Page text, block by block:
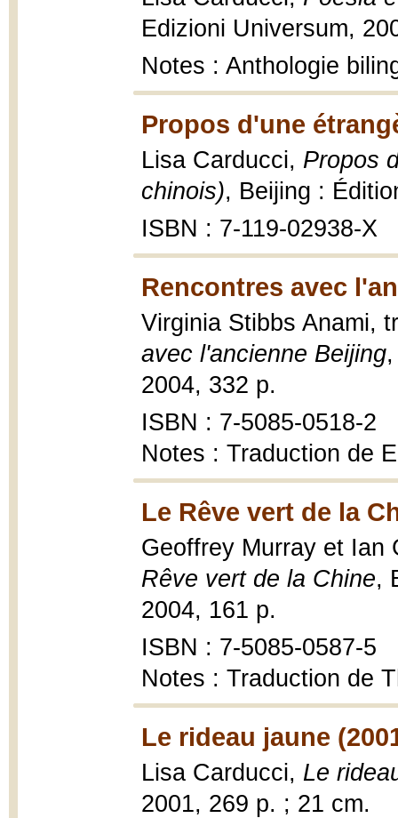
Edizioni Universum,
Notes : Anthologie
Propos d'une
Lisa Carducci, Propos
chinois), Beijing :
ISBN : 7-119-02938-X
Rencontres avec
Virginia Stibbs Anami,
avec l'ancienne Beijing
2004, 332 p.
ISBN : 7-5085-0518-2
Notes : Traduction de
Le Rêve vert de la
Geoffrey Murray et
Rêve vert de la Chine,
2004, 161 p.
ISBN : 7-5085-0587-5
Notes : Traduction de
Le rideau jaune
Lisa Carducci, Le
2001, 269 p. ; 21 cm.